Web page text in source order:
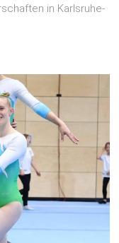
in Karlsruhe-